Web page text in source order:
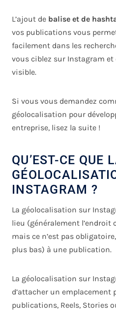
L’ajout de balise et de
vos publications vous
facilement dans les
vous ciblez sur Instagram
visible.
Si vous vous demandez
géolocalisation pour
entreprise, lisez la suite !
QU’EST-CE QUE
INSTAGRAM ?
La géolocalisation sur
lieu (généralement l’endroit
mais ce n’est pas
plus bas) à une publication.
La géolocalisation sur
d’attacher un emplacement
publications, Reels, Stories